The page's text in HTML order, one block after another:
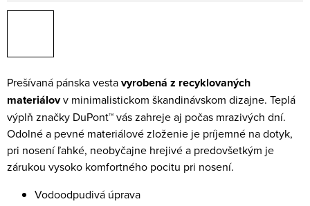
Prešívaná pánska vestavyrobená z recyklovaných
materiálovv minimalistickom škandinávskom dizajne. Teplá
výplň značky DuPont™ vás zahreje aj počas mrazivých dní.
Odolné a pevné materiálové zloženie je príjemné na dotyk,
pri nosení ľahké, neobyčajne hrejivé a predovšetkým je
zárukou vysoko komfortného pocitu pri nosení.
Vodoodpudivá úprava